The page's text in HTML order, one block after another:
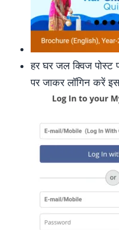
हर घर जल क्विज पोस्ट
पर जाकर लॉगिन करें